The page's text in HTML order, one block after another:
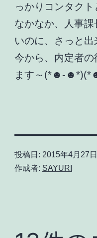
っかりコンタク
なかなか、人事
いのに、さっと出
今から、内定者
ます～(*☻-
投稿日: 2015年4月27日
作成者: SAYURI